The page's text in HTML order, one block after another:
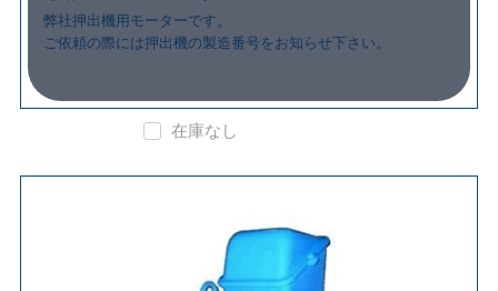
弊社押出機用モーターです。
ご依頼の際には押出機の製造番号をお知らせ下さい。
在庫なし